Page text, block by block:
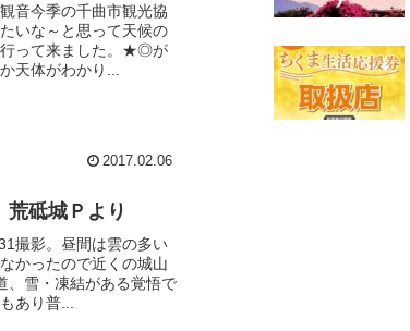
音今季の千曲市観光協
いな～と思って天候の
って来ました。★◎が
天体がわかり...
2017.02.06
砥城Ｐより
撮影。昼間は雲の多い
かったので近くの城山
、雪・凍結がある覚悟で
あり普...